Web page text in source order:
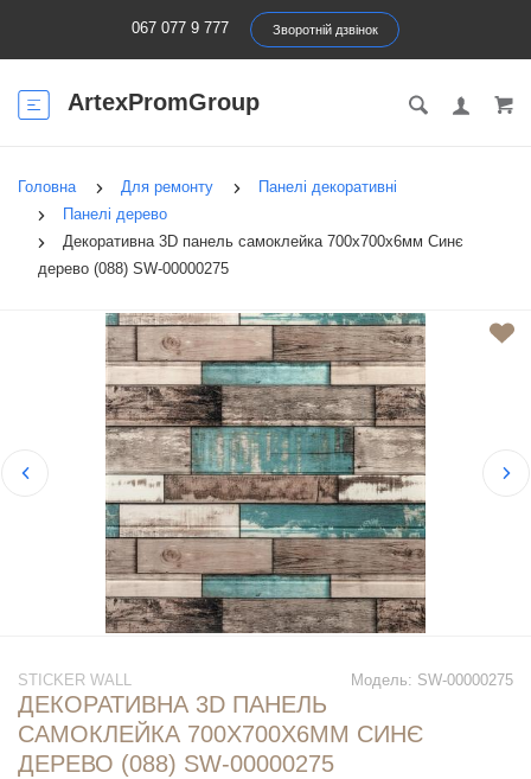
067 077 9 777 Зворотній дзвінок
ArtexPromGroup
Головна Для ремонту
Панелі декоративні
Панелі дерево
Декоративна 3D панель самоклейка 700х700х6мм Синє
дерево (088) SW-00000275
Модель: SW-00000275
STICKER WALL
ДЕКОРАТИВНА 3D ПАНЕЛЬ
САМОКЛЕЙКА 700Х700Х6ММ СИНЄ
ДЕРЕВО (088) SW-00000275